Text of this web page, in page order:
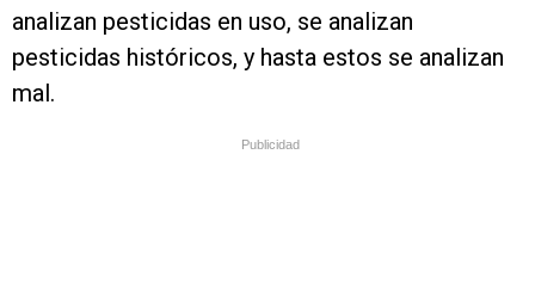
analizan pesticidas en uso, se analizan
pesticidas históricos, y hasta estos se analizan
mal.
Publicidad